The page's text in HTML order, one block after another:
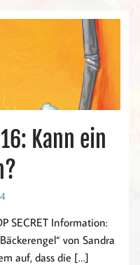
Kann ein
SECRET Information:
von Sandra
auf, dass die […]